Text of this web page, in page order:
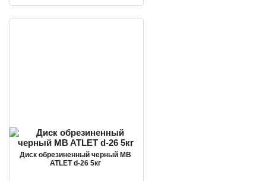
Диск обрезиненный черный MB
ATLET d-26 5кг